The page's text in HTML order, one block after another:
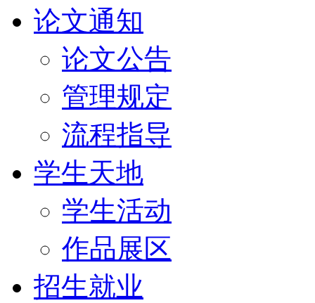
论文通知
论文公告
管理规定
流程指导
学生天地
学生活动
作品展区
招生就业